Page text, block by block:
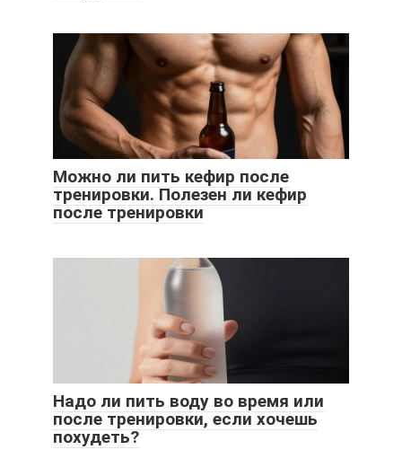
Можно ли пить кефир после
тренировки. Полезен ли кефир
после тренировки
Надо ли пить воду во время или
после тренировки, если хочешь
похудеть?